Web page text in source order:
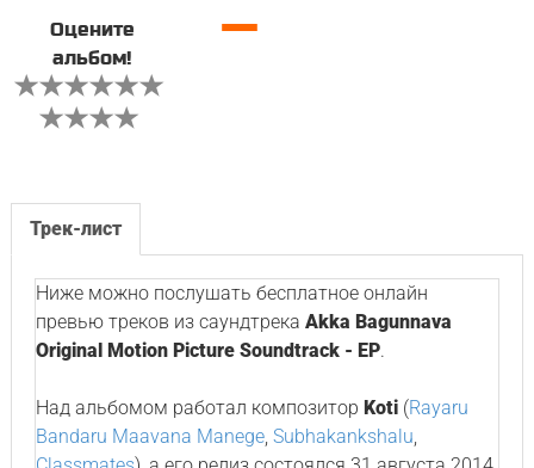
Оцените
альбом!
—
Трек-лист
Ниже можно послушать бесплатное онлайн
превью треков из саундтрека Akka Bagunnava
Original Motion Picture Soundtrack - EP.
Над альбомом работал композитор Koti(Rayaru
Bandaru Maavana Manege, Subhakankshalu,